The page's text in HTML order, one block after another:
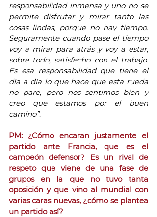
responsabilidad inmensa y uno no se
permite disfrutar y mirar tanto las
cosas lindas, porque no hay tiempo.
Seguramente cuando pase el tiempo
voy a mirar para atrás y voy a estar,
sobre todo, satisfecho con el trabajo.
Es esa responsabilidad que tiene el
día a día lo que hace que esta rueda
no pare, pero nos sentimos bien y
creo que estamos por el buen
camino”.
PM: ¿Cómo encaran justamente el
partido ante Francia, que es el
campeón defensor? Es un rival de
respeto que viene de una fase de
grupos en la que no tuvo tanta
oposición y que vino al mundial con
varias caras nuevas, ¿cómo se plantea
un partido así?